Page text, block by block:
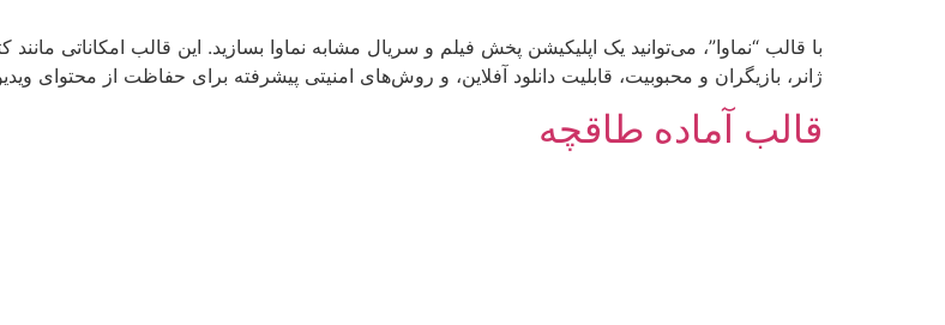
با قالب “نماوا”، می‌توانید یک اپلیکیشن پخش فیلم و سریال مشابه نماوا بسازید. این قالب امکاناتی
ژانر، بازیگران و محبوبیت، قابلیت دانلود آفلاین، و روش‌های امنیتی پیشرفته برای حفاظت از محتوای
قالب آماده طاقچه